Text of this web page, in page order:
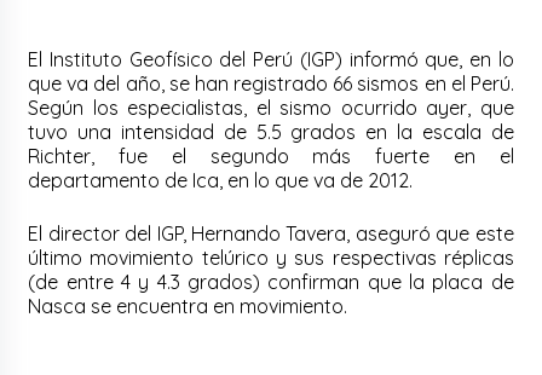
El Instituto Geofísico del Perú (IGP) informó que, en lo
que va del año, se han registrado 66 sismos en el Perú.
Según los especialistas, el sismo ocurrido ayer, que
tuvo una intensidad de 5.5 grados en la escala de
Richter, fue el segundo más fuerte en el
departamento de Ica, en lo que va de 2012.
El director del IGP, Hernando Tavera, aseguró que este
último movimiento telúrico y sus respectivas réplicas
(de entre 4 y 4.3 grados) confirman que la placa de
Nasca se encuentra en movimiento.